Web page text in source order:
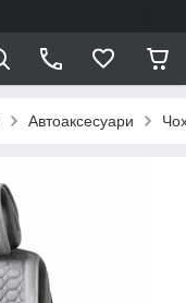
Автоаксесуари